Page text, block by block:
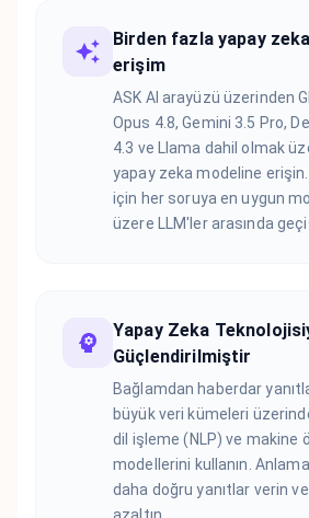
Birden fazla yapay
erişim
ASK AI arayüzü üzerinden
Opus 4.8, Gemini 3.5 Pro,
4.3 ve Llama dahil olmak
yapay zeka modeline
için her soruya en uygun
üzere LLM'ler arasında
Yapay Zeka
Güçlendirilmiştir
Bağlamdan haberdar
büyük veri kümeleri
dil işleme (NLP) ve makine
modellerini kullanın.
daha doğru yanıtlar verin ve
azaltın.